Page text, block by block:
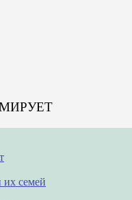
семей